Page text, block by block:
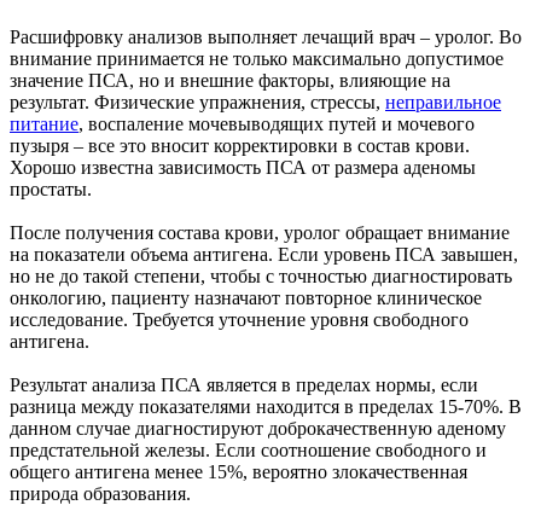
Расшифровку анализов выполняет лечащий врач – уролог. Во
внимание принимается не только максимально допустимое
значение ПСА, но и внешние факторы, влияющие на
результат. Физические упражнения, стрессы, неправильное
питание, воспаление мочевыводящих путей и мочевого
пузыря – все это вносит корректировки в состав крови.
Хорошо известна зависимость ПСА от размера аденомы
простаты.
После получения состава крови, уролог обращает внимание
на показатели объема антигена. Если уровень ПСА завышен,
но не до такой степени, чтобы с точностью диагностировать
онкологию, пациенту назначают повторное клиническое
исследование. Требуется уточнение уровня свободного
антигена.
Результат анализа ПСА является в пределах нормы, если
разница между показателями находится в пределах 15-70%. В
данном случае диагностируют доброкачественную аденому
предстательной железы. Если соотношение свободного и
общего антигена менее 15%, вероятно злокачественная
природа образования.